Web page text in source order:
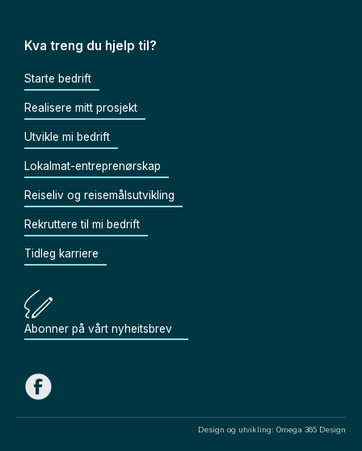
Kva treng du hjelp til?
Starte bedrift
Realisere mitt prosjekt
Utvikle mi bedrift
Lokalmat-entreprenørskap
Reiseliv og reisemålsutvikling
Rekruttere til mi bedrift
Tidleg karriere
Abonner på vårt nyheitsbrev
Design og utvikling: Omega 365 Design